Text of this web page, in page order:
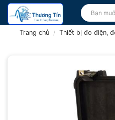
Bỏ
qua
Tìm
kiếm:
Trang chủ / Thiết bị đo điện,